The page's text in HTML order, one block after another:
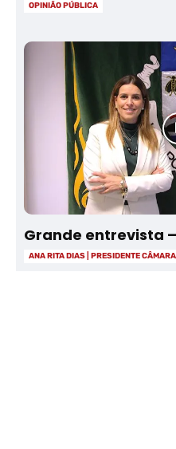
OPINIÃO PÚBLICA
Grande entrevista
ANA RITA DIAS | PRESIDENTE